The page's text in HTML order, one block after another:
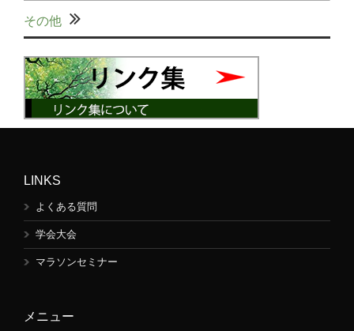
その他
LINKS
よくある質問
学会大会
マラソンセミナー
メニュー